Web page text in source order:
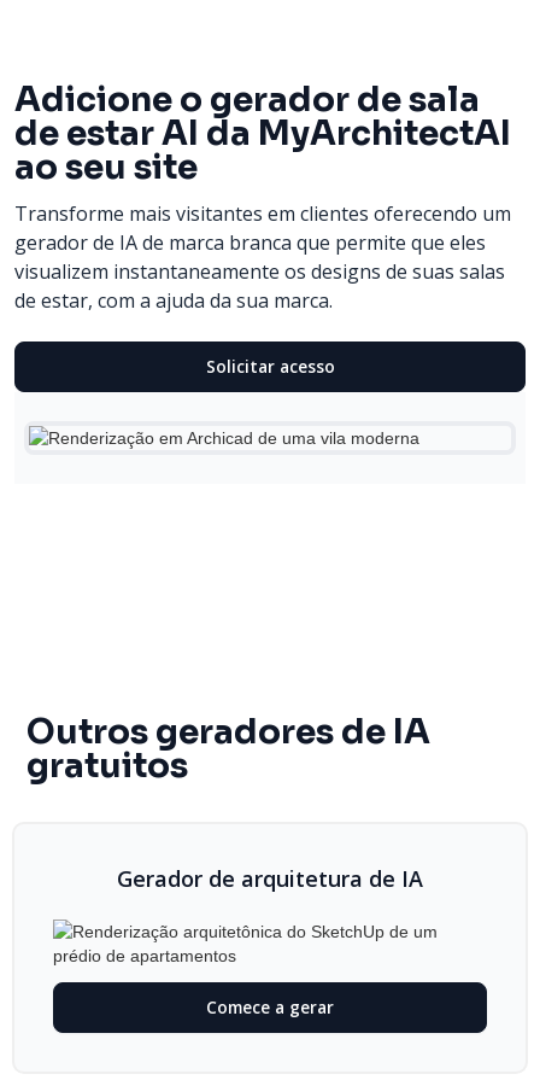
Adicione o gerador de sala
de estar AI da MyArchitectAI
ao seu site
Transforme mais visitantes em clientes oferecendo um
gerador de IA de marca branca que permite que eles
visualizem instantaneamente os designs de suas salas
de estar, com a ajuda da sua marca.
Solicitar acesso
Outros geradores de IA
gratuitos
Gerador de arquitetura de IA
Comece a gerar